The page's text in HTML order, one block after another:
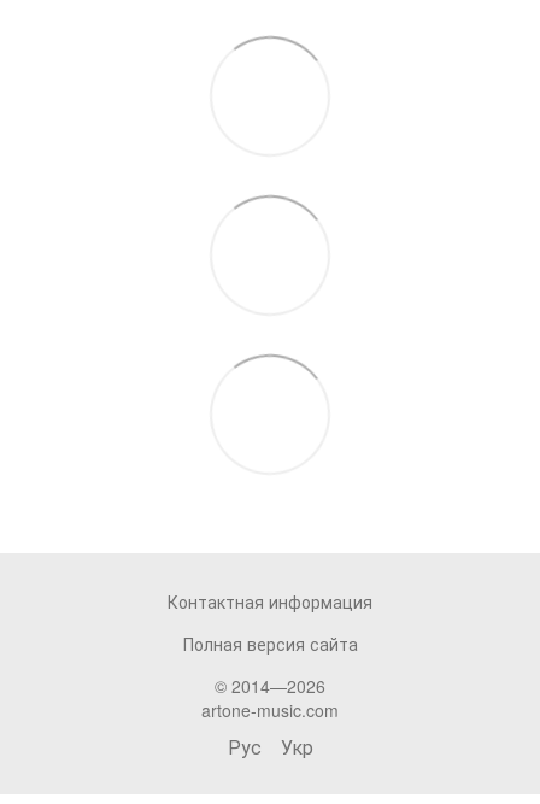
Контактная информация
Полная версия сайта
© 2014—2026
artone-music.com
Рус Укр